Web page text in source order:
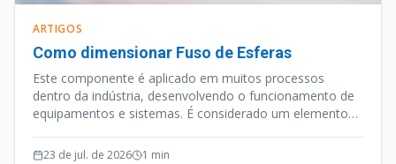
ARTIGOS
Como dimensionar Fuso de Esferas
Este componente é aplicado em muitos processos
dentro da indústria, desenvolvendo o funcionamento de
equipamentos e sistemas. É considerado um elemento
opera de forma silenciosa e efetiva.
23 de jul. de 2026 1 min